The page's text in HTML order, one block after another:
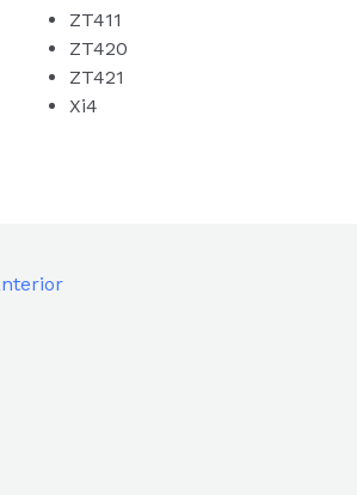
ZT411
ZT420
ZT421
Xi4